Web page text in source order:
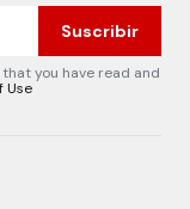
Suscribir
you have read and
Use